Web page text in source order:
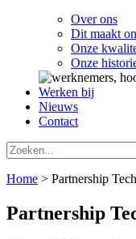
Over ons
Dit maakt
Onze
Onze
Werken bij
Nieuws
Contact
Home > Partnership
Partnership